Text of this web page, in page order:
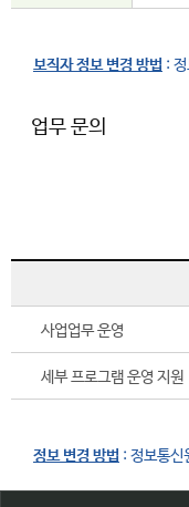
보직자 정보 변경 방법 :
업무 문의
사업업무 운영
세부 프로그램 운영 지원
정보 변경 방법 : 정보통신